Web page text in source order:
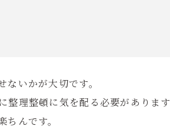
いかが大切です。
整理整頓に気を配る必要がありま
んです。